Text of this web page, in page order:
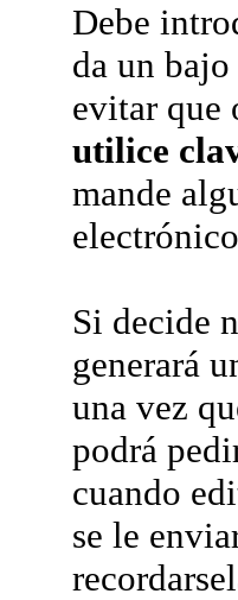
Debe
da un
evitar que
utilice
mande
Si decide
generará
una vez
podrá
cuando
se le